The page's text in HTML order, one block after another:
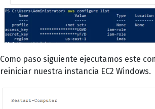
Como paso siguiente ejecutamos este
reiniciar nuestra instancia EC2 Windows.